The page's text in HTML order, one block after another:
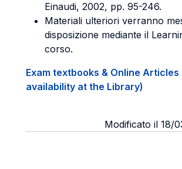
Einaudi, 2002, pp. 95-246.
Materiali ulteriori verranno
disposizione mediante il
corso.
Exam textbooks & Online
availability at the Library)
Modificato il 18/